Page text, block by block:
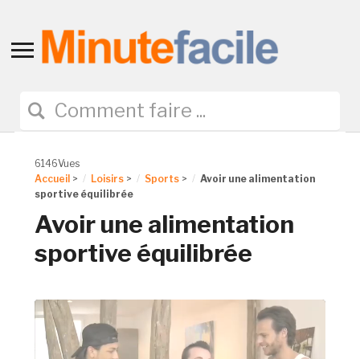
Toggle
navigation
6146Vues
Accueil > Loisirs > Sports >
Avoir une alimentation
sportive équilibrée
Avoir une alimentation
sportive équilibrée